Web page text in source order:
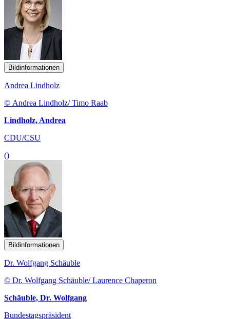
Bildinformationen
Andrea Lindholz
© Andrea Lindholz/ Timo Raab
Lindholz, Andrea
CDU/CSU
()
Bildinformationen
Dr. Wolfgang Schäuble
© Dr. Wolfgang Schäuble/ Laurence Chaperon
Schäuble, Dr. Wolfgang
Bundestagspräsident